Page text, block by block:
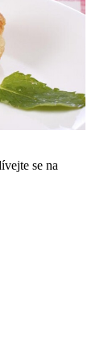
se na